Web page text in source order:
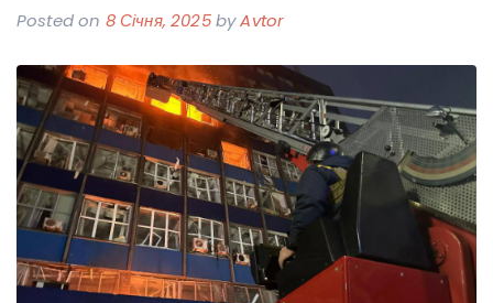
Posted on 8 Січня, 2025byAvtor